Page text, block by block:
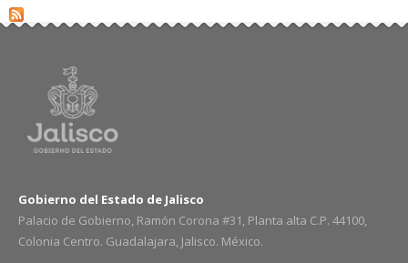
Gobierno del Estado de Jalisco
Palacio de Gobierno, Ramón Corona #31, Planta alta C.P. 44100,
Colonia Centro. Guadalajara, Jalisco. México.